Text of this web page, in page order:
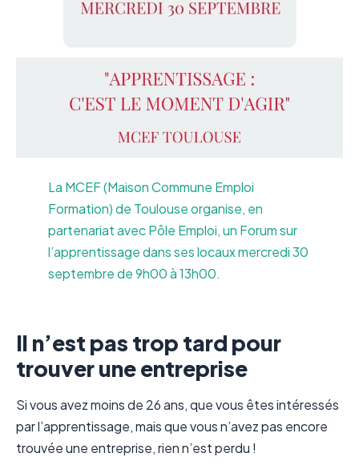
La MCEF (Maison Commune Emploi
Formation) de Toulouse organise, en
partenariat avec Pôle Emploi, un Forum sur
l’apprentissage dans ses locaux mercredi 30
septembre de 9h00 à 13h00.
Il n’est pas trop tard pour
trouver une entreprise
Si vous avez moins de 26 ans, que vous êtes intéressés
par l’apprentissage, mais que vous n’avez pas encore
trouvée une entreprise, rien n’est perdu !